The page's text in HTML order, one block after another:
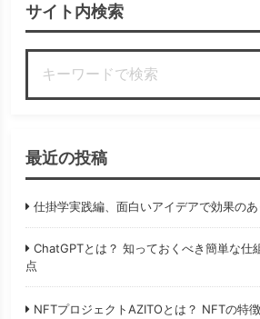
サイト内検索
最近の投稿
仕掛学実践編、面白いアイデアで効果の
ChatGPTとは？ 知っておくべき簡単な仕
点
NFTプロジェクトAZITOとは？ NFTの特